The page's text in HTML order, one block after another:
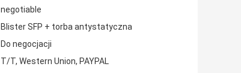
negotiable
Blister SFP + torba antystatyczna
Do negocjacji
T/T, Western Union, PAYPAL